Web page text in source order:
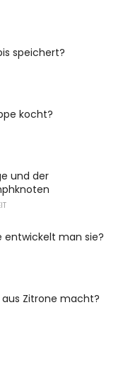
speichert?
kocht?
und der
entwickelt man sie?
Zitrone macht?